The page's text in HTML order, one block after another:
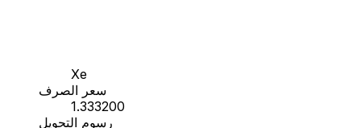
Xe
سعر الصرف
1.333200
رسوم التحويل